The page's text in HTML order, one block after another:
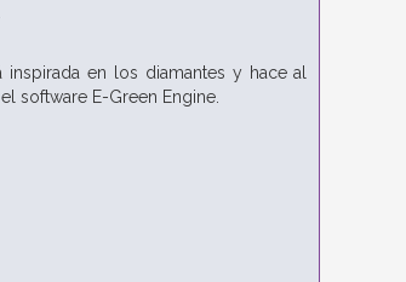
inspirada en los diamantes y hace al
software E-Green Engine.